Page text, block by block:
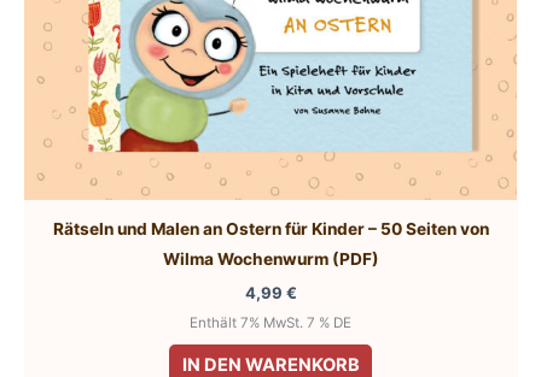
Rätseln und Malen an Ostern für Kinder – 50 Seiten von
Wilma Wochenwurm (PDF)
4,99 €
Enthält 7% MwSt. 7 % DE
IN DEN WARENKORB